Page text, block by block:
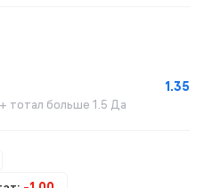
1.35
тотал больше 1.5 Да